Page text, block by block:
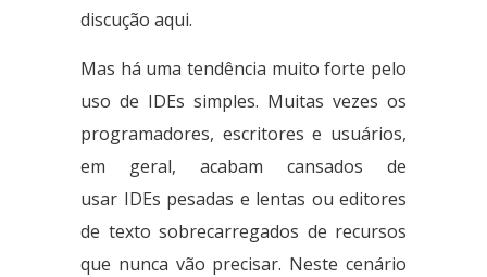
discução aqui.
Mas há uma tendência muito forte pelo
uso de IDEs simples. Muitas vezes os
programadores, escritores e usuários,
em geral, acabam cansados de
usar IDEs pesadas e lentas ou editores
de texto sobrecarregados de recursos
que nunca vão precisar. Neste cenário